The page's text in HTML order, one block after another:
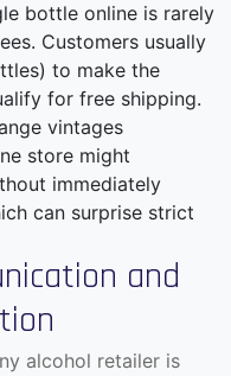
bottle online is rarely
Customers usually
to make the
for free shipping.
vintages
store might
immediately
can surprise strict
and
alcohol retailer is